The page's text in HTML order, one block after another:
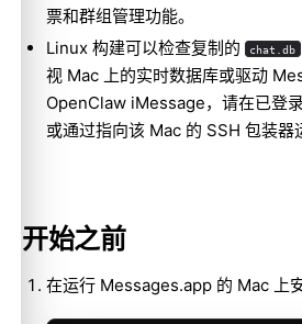
票和群组管理功能。
Linux 构建可以检查复制的
chat.db
视 Mac 上的实时数据库或驱动
OpenClaw iMessage，请在已登
或通过指向该 Mac 的 SSH 包装器
开始之前
在运行 Messages.app 的 Mac 上